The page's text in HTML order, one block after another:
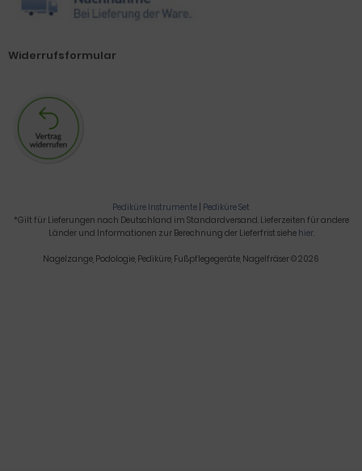
Widerrufsformular
Pediküre Instrumente | Pediküre Set
*Gilt für Lieferungen nach Deutschland im Standardversand. Lieferzeiten für andere
Länder und Informationen zur Berechnung der Lieferfrist siehe hier.
Nagelzange, Podologie, Pediküre, Fußpflegegeräte, Nagelfräser © 2026